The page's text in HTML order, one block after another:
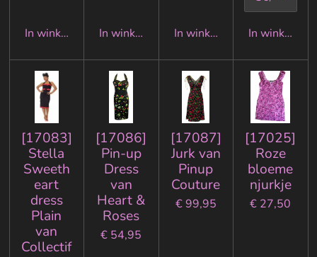
In winkelwagenIn winkelwagenIn winkelwagenIn
[17083]
Stella
Sweeth
eart
dress
Plain
van
Collectif
[17086]
Pin-up
Dress
van
Heart &
Roses
€ 54,95
[17087]
Jurk van
Pinup
Couture
€ 99,95
[17025]
Roze
bloeme
njurkje
€ 27,50